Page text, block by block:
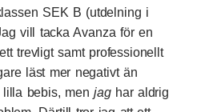
SEK B (utdelning i
vill tacka Avanza för en
trevligt samt professionellt
läst mer negativt än
lilla bebis, menjaghar aldrig